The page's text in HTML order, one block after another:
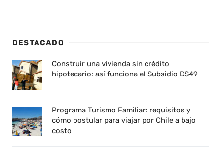
DESTACADO
Construir una vivienda sin crédito
hipotecario: así funciona el Subsidio DS49
Programa Turismo Familiar: requisitos y
cómo postular para viajar por Chile a bajo
costo